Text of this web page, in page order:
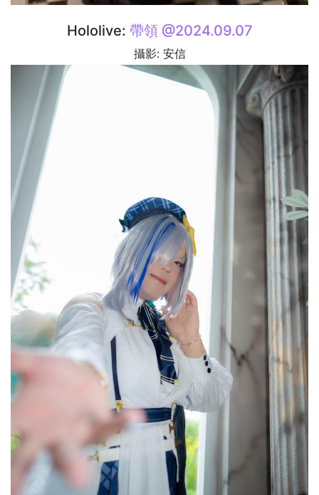
Hololive: 帶領 @2024.09.07
攝影: 安信